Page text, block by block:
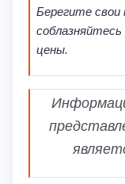
Берегите свои
цены.